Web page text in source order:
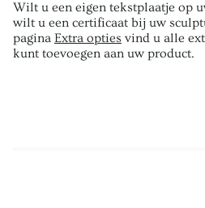
Wilt u een eigen tekstplaatje op
wilt u een certificaat bij uw
pagina Extra opties vind u alle
kunt toevoegen aan uw product.